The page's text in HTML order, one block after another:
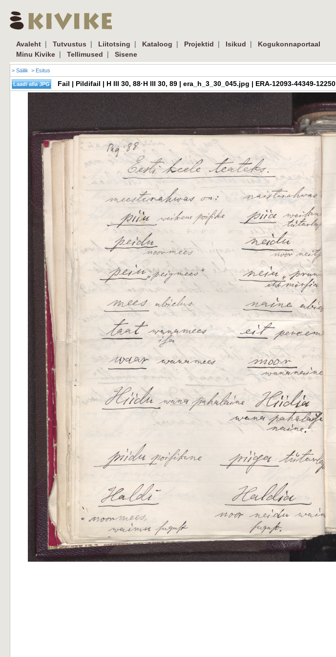
Avaleht | Tutvustus | Liitotsing | Kataloog | Projektid | Isikud |
Kogukonnaportaal
Minu Kivike | Tellimused | Sisene
> Säilik > Esitus
Fail | Pildifail | H III 30, 88·H III 30, 89 | era_h_3_30_045.jpg | ERA-12093-44349-12250